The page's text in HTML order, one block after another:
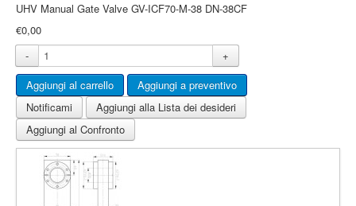
UHV Manual Gate Valve GV-ICF70-M-38 DN-38CF
€0,00
-
+
Notificami
Aggiungi alla Lista dei desideri
Aggiungi al Confronto